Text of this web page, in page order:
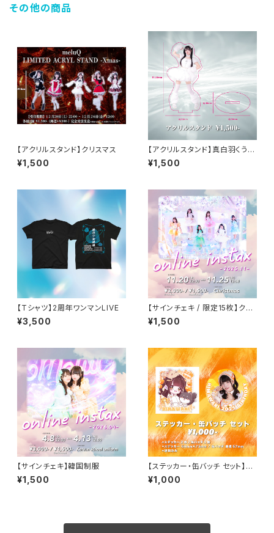
その他の商品
【アクリルスタンド】クリスマス
¥1,500
【アクリルスタンド】真白羽くう
生誕
¥1,500
【Tシャツ】2周年ワンマンLIVE
¥3,500
【サインチェキ / 限定15枚】クリ
スマス
¥1,500
【サインチェキ】韓国制服
¥1,500
【ステッカー・缶バッチ セット】橙
乃ひまわり 生誕
¥1,000